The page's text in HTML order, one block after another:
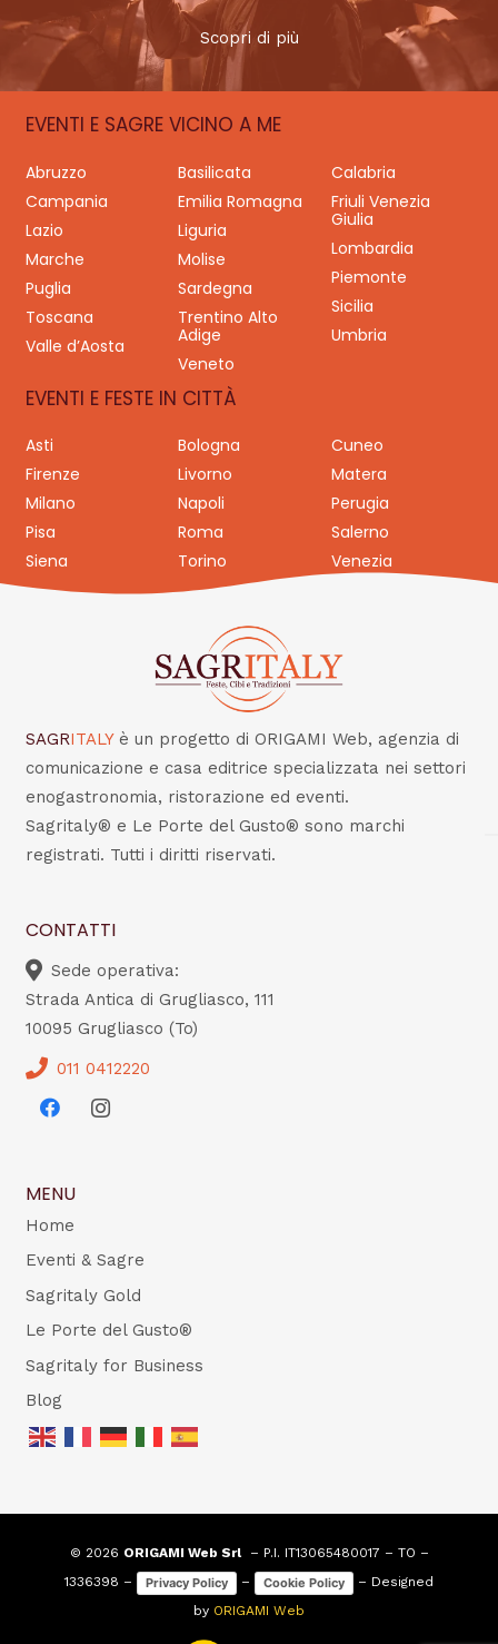
Scopri di più
EVENTI E SAGRE VICINO A ME
Abruzzo Basilicata
Calabria
Campania
Emilia Romagna
Friuli Venezia
Giulia
Lazio
Liguria
Lombardia
Marche
Molise
Piemonte
Puglia
Sardegna
Sicilia
Toscana
Trentino Alto
Adige
Umbria
Valle d’Aosta
Veneto
EVENTI E FESTE IN CITTÀ
Asti Bologna
Cuneo
Firenze
Livorno
Matera
Milano
Napoli
Perugia
Pisa
Roma
Salerno
Siena
Torino Venezia
SAGRITALY è un progetto di ORIGAMI Web, agenzia di
comunicazione e casa editrice specializzata nei settori
enogastronomia, ristorazione ed eventi.
Sagritaly® e Le Porte del Gusto® sono marchi
registrati. Tutti i diritti riservati.
CONTATTI
Sede operativa:
Strada Antica di Grugliasco, 111
10095 Grugliasco (To)
011 0412220
MENU
Home
Eventi & Sagre
Sagritaly Gold
Le Porte del Gusto®
Sagritaly for Business
Blog
© 2026 ORIGAMI Web Srl– P.I. IT13065480017 – TO –
1336398 –
Privacy Policy – Cookie Policy
– Designed
by ORIGAMI Web